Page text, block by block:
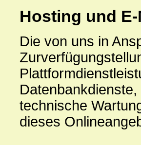
Hosting und
Die von uns in
technische
dieses